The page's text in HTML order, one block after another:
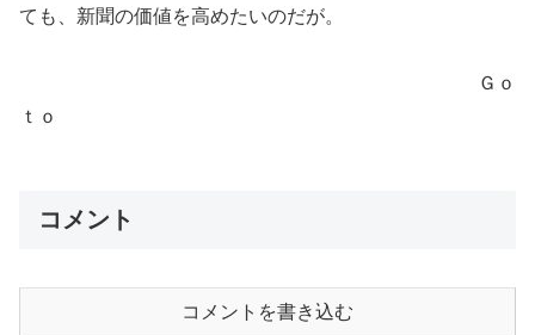
ても、新聞の価値を高めたいのだが。
Ｇｏ
ｔｏ
コメント
コメントを書き込む